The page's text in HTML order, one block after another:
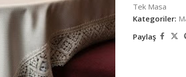
Tek Masa
Kategoriler:
Paylaş